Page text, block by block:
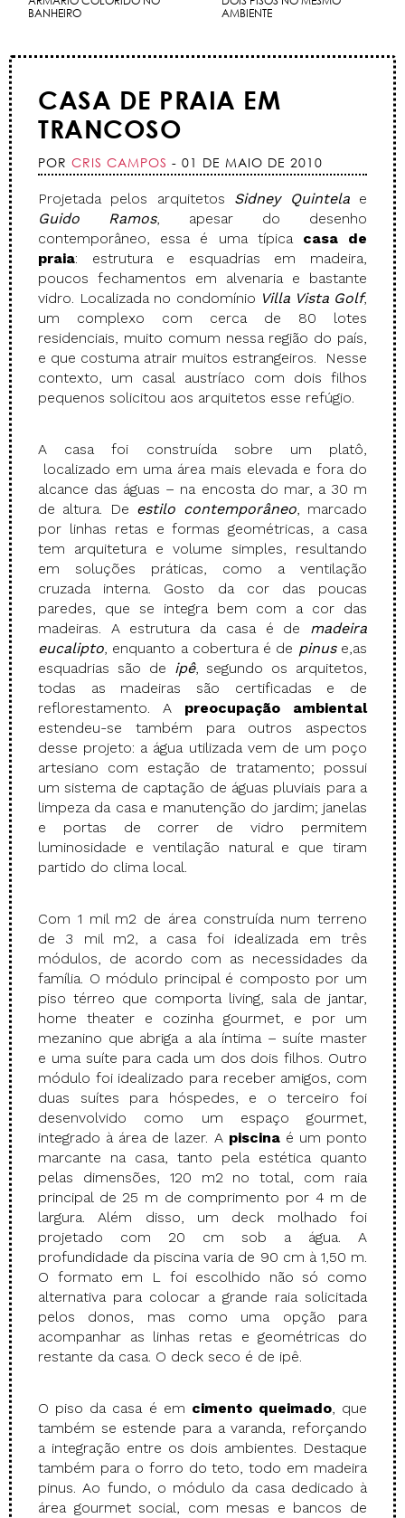
BANHEIRO
AMBIENTE
CASA DE PRAIA EM
TRANCOSO
POR CRIS CAMPOS - 01 DE MAIO DE 2010
Projetada pelos arquitetos Sidney Quintelae
Guido Ramos, apesar do desenho
contemporâneo, essa é uma típica casa de
praia: estrutura e esquadrias em madeira,
poucos fechamentos em alvenaria e bastante
vidro. Localizada no condomínio Villa Vista Golf,
um complexo com cerca de 80 lotes
residenciais, muito comum nessa região do país,
e que costuma atrair muitos estrangeiros. Nesse
contexto, um casal austríaco com dois filhos
pequenos solicitou aos arquitetos esse refúgio.
A casa foi construída sobre um platô,
localizado em uma área mais elevada e fora do
alcance das águas – na encosta do mar, a 30 m
de altura. De estilo contemporâneo, marcado
por linhas retas e formas geométricas, a casa
tem arquitetura e volume simples, resultando
em soluções práticas, como a ventilação
cruzada interna. Gosto da cor das poucas
paredes, que se integra bem com a cor das
madeiras. A estrutura da casa é de madeira
eucalipto, enquanto a cobertura é de pinuse,as
esquadrias são de ipê, segundo os arquitetos,
todas as madeiras são certificadas e de
reflorestamento. A preocupação ambiental
estendeu-se também para outros aspectos
desse projeto: a água utilizada vem de um poço
artesiano com estação de tratamento; possui
um sistema de captação de águas pluviais para a
limpeza da casa e manutenção do jardim; janelas
e portas de correr de vidro permitem
luminosidade e ventilação natural e que tiram
partido do clima local.
Com 1 mil m2 de área construída num terreno
de 3 mil m2, a casa foi idealizada em três
módulos, de acordo com as necessidades da
família. O módulo principal é composto por um
piso térreo que comporta living, sala de jantar,
home theater e cozinha gourmet, e por um
mezanino que abriga a ala íntima – suíte master
e uma suíte para cada um dos dois filhos. Outro
módulo foi idealizado para receber amigos, com
duas suítes para hóspedes, e o terceiro foi
desenvolvido como um espaço gourmet,
integrado à área de lazer. A piscinaé um ponto
marcante na casa, tanto pela estética quanto
pelas dimensões, 120 m2 no total, com raia
principal de 25 m de comprimento por 4 m de
largura. Além disso, um deck molhado foi
projetado com 20 cm sob a água. A
profundidade da piscina varia de 90 cm à 1,50 m.
O formato em L foi escolhido não só como
alternativa para colocar a grande raia solicitada
pelos donos, mas como uma opção para
acompanhar as linhas retas e geométricas do
restante da casa. O deck seco é de ipê.
O piso da casa é em cimento queimado, que
também se estende para a varanda, reforçando
a integração entre os dois ambientes. Destaque
também para o forro do teto, todo em madeira
pinus. Ao fundo, o módulo da casa dedicado à
área gourmet social, com mesas e bancos de